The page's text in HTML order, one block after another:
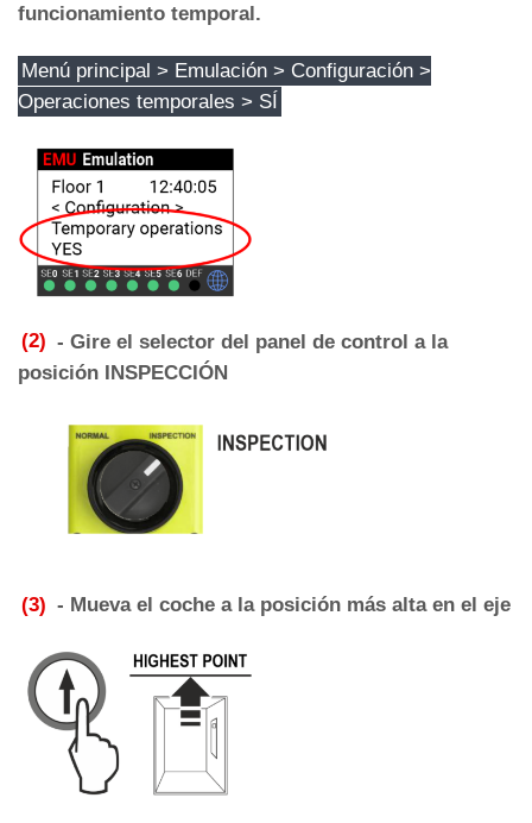
funcionamiento temporal.
Menú principal > Emulación > Configuración >
Operaciones temporales > SÍ
(2) - Gire el selector del panel de control a la
posición INSPECCIÓN
(3) - Mueva el coche a la posición más alta en el eje